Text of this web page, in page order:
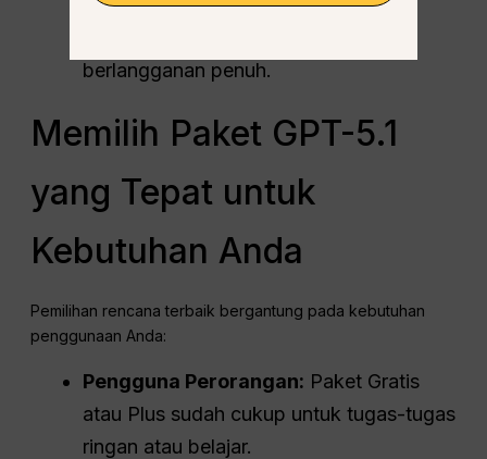
Penawaran terbatas memungkinkan
berlangganan penuh.
Memilih Paket GPT-5.1
yang Tepat untuk
Kebutuhan Anda
Pemilihan rencana terbaik bergantung pada kebutuhan
penggunaan Anda:
Pengguna Perorangan: Paket Gratis
atau Plus sudah cukup untuk tugas-tugas
ringan atau belajar.